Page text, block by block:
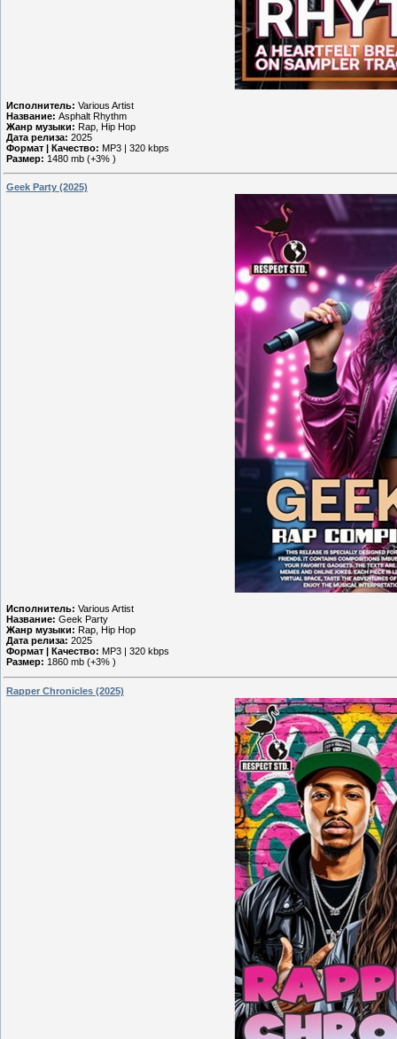
Исполнитель: Various Artist
Название: Asphalt Rhythm
Жанр музыки: Rap, Hip Hop
Дата релиза: 2025
Формат | Качество: MP3 | 320 kbps
Размер: 1480 mb (+3% )
Geek Party (2025)
Исполнитель: Various Artist
Название: Geek Party
Жанр музыки: Rap, Hip Hop
Дата релиза: 2025
Формат | Качество: MP3 | 320 kbps
Размер: 1860 mb (+3% )
Rapper Chronicles (2025)